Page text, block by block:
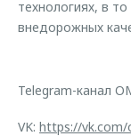
технологиях, в
внедорожных
Telegram-канал
VK: https://vk.com/